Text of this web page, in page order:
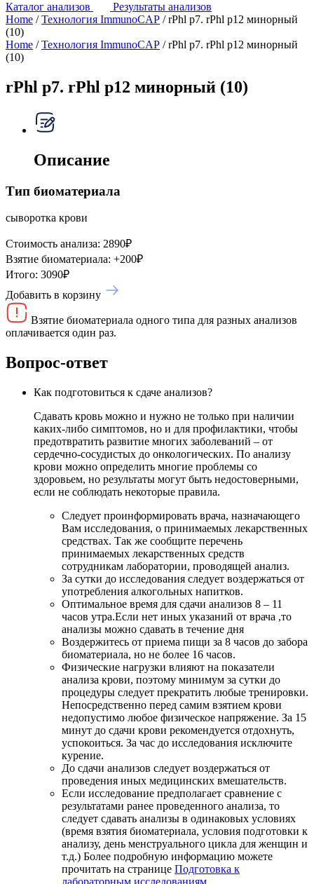
Каталог анализов
Результаты анализов
Home /Технология ImmunoCAP / rPhl p7. rPhl p12 минорный
(10)
Home /Технология ImmunoCAP / rPhl p7. rPhl p12 минорный
(10)
rPhl p7. rPhl p12 минорный (10)
Описание
Тип биоматериала
сыворотка крови
Стоимость анализа: 2890₽
Взятие биоматериала: +200₽
Итого: 3090₽
Добавить в корзину
Взятие биоматериала одного типа для разных анализов
оплачивается один раз.
Вопрос-ответ
Как подготовиться к сдаче анализов?
Сдавать кровь можно и нужно не только при наличии
каких-либо симптомов, но и для профилактики, чтобы
предотвратить развитие многих заболеваний – от
сердечно-сосудистых до онкологических. По анализу
крови можно определить многие проблемы со
здоровьем, но результаты могут быть недостоверными,
если не соблюдать некоторые правила.
Следует проинформировать врача, назначающего
Вам исследования, о принимаемых лекарственных
средствах. Так же сообщите перечень
принимаемых лекарственных средств
сотрудникам лаборатории, проводящей анализ.
За сутки до исследования следует воздержаться от
употребления алкогольных напитков.
Оптимальное время для сдачи анализов 8 – 11
часов утра.Если нет иных указаний от врача ,то
анализы можно сдавать в течение дня
Воздержитесь от приема пищи за 8 часов до забора
биоматериала, но не более 16 часов.
Физические нагрузки влияют на показатели
анализа крови, поэтому минимум за сутки до
процедуры следует прекратить любые тренировки.
Непосредственно перед самим взятием крови
недопустимо любое физическое напряжение. За 15
минут до сдачи крови рекомендуется отдохнуть,
успокоиться. За час до исследования исключите
курение.
До сдачи анализов следует воздержаться от
проведения иных медицинских вмешательств.
Если исследование предполагает сравнение с
результатами ранее проведенного анализа, то
следует сдавать анализы в одинаковых условиях
(время взятия биоматериала, условия подготовки к
анализу, день менструального цикла для женщин и
т.д.) Более подробную информацию можете
прочитать на странице Подготовка к